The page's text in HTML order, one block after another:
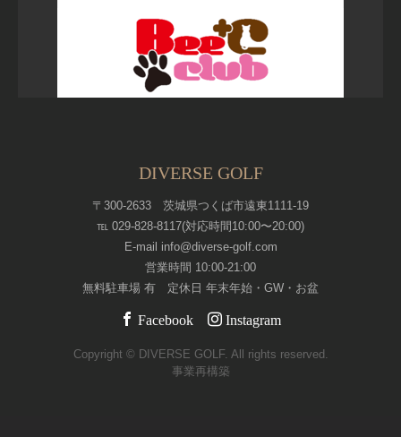
DIVERSE GOLF
〒300-2633 茨城県つくば市遠東1111-19
℡ 029-828-8117(対応時間10:00〜20:00)
E-mail info@diverse-golf.com
営業時間 10:00-21:00
無料駐車場 有 定休日 年末年始・GW・お盆
Facebook Instagram
Copyright © DIVERSE GOLF. All rights reserved.
事業再構築